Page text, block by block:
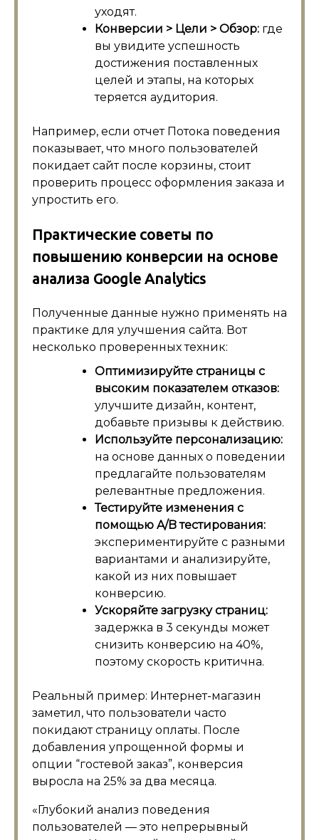
уходят.
Конверсии > Цели > Обзор: где
вы увидите успешность
достижения поставленных
целей и этапы, на которых
теряется аудитория.
Например, если отчет Потока поведения
показывает, что много пользователей
покидает сайт после корзины, стоит
проверить процесс оформления заказа и
упростить его.
Практические советы по
повышению конверсии на основе
анализа Google Analytics
Полученные данные нужно применять на
практике для улучшения сайта. Вот
несколько проверенных техник:
Оптимизируйте страницы с
высоким показателем отказов:
улучшите дизайн, контент,
добавьте призывы к действию.
Используйте персонализацию:
на основе данных о поведении
предлагайте пользователям
релевантные предложения.
Тестируйте изменения с
помощью A/B тестирования:
экспериментируйте с разными
вариантами и анализируйте,
какой из них повышает
конверсию.
Ускоряйте загрузку страниц:
задержка в 3 секунды может
снизить конверсию на 40%,
поэтому скорость критична.
Реальный пример: Интернет-магазин
заметил, что пользователи часто
покидают страницу оплаты. После
добавления упрощенной формы и
опции “гостевой заказ”, конверсия
выросла на 25% за два месяца.
«Глубокий анализ поведения
пользователей — это непрерывный